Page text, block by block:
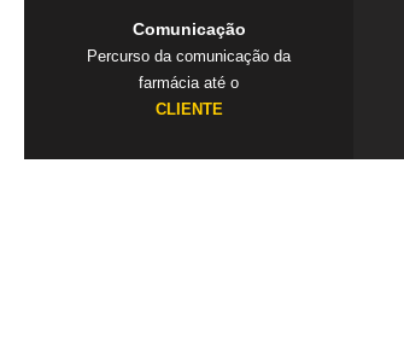
Comunicação
Percurso da comunicação da
farmácia até o
CLIENTE